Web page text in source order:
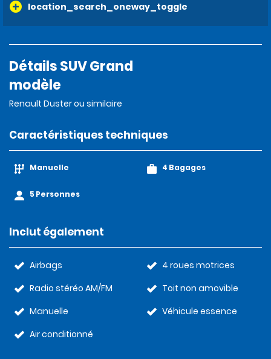
location_search_oneway_toggle
Détails SUV Grand
modèle
Renault Duster ou similaire
Caractéristiques techniques
Manuelle
5 Personnes
4 Bagages
Inclut également
Airbags
Radio stéréo AM/FM
Manuelle
Air conditionné
4 roues motrices
Toit non amovible
Véhicule essence